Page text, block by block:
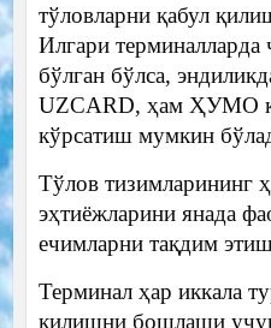
тўловларни қабул
Илгари терминалларда
бўлган бўлса,
UZCARD, ҳам ҲУМО
кўрсатиш мумкин
Тўлов тизимларининг
эҳтиёжларини янада
ечимларни тақдим
Терминал ҳар иккала
қилишни бошлаши